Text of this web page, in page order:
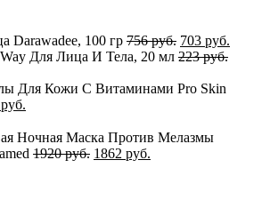
Darawadee, 100 гр 756руб. 703 руб.
Для Лица И Тела, 20 мл 223руб.
Для Кожи С Витаминами Pro Skin
руб.
Ночная Маска Против Мелазмы
1920руб. 1862 руб.